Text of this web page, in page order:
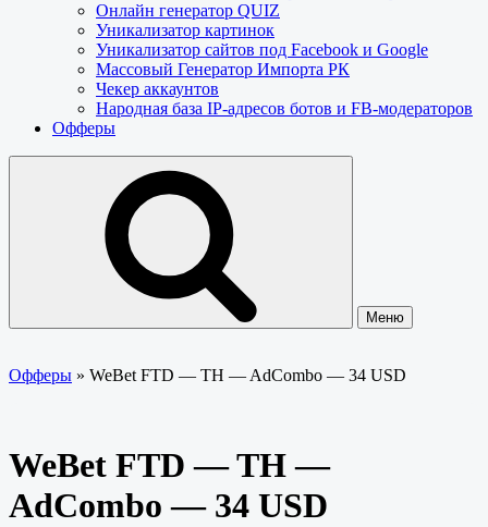
Онлайн генератор QUIZ
Уникализатор картинок
Уникализатор сайтов под Facebook и Google
Массовый Генератор Импорта РК
Чекер аккаунтов
Народная база IP-адресов ботов и FB-модераторов
Офферы
Меню
Офферы » WeBet FTD — TH — AdCombo — 34 USD
WeBet FTD — TH —
AdCombo — 34 USD